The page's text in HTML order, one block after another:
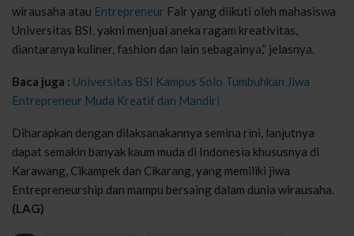
wirausaha atau Entrepreneur Fair yang diikuti oleh mahasiswa
Universitas BSI, yakni menjual aneka ragam kreativitas,
diantaranya kuliner, fashion dan lain sebagainya,” jelasnya.
Baca juga : Universitas BSI Kampus Solo Tumbuhkan Jiwa
Entrepreneur Muda Kreatif dan Mandiri
Diharapkan dengan dilaksanakannya semina rini, lanjutnya
dapat semakin banyak kaum muda di Indonesia khususnya di
Karawang, Cikampek dan Cikarang, yang memiliki jiwa
Entrepreneurship dan mampu bersaing dalam dunia wirausaha.
(LAG)